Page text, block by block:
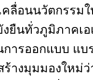
คลื่อนนวัตกรรม
นทั่วภูมิภาคเอ
ารออกแบบ แ
ร้างมุมมองใหม่